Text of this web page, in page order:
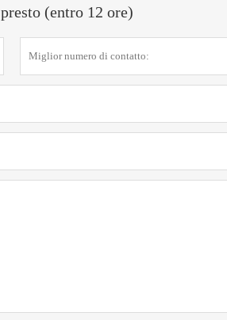
(entro 12 ore)